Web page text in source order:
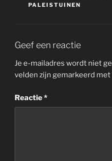
PALEISTUINEN
Geef een reactie
Je e-mailadres wordt niet
velden zijn gemarkeerd met
Reactie*